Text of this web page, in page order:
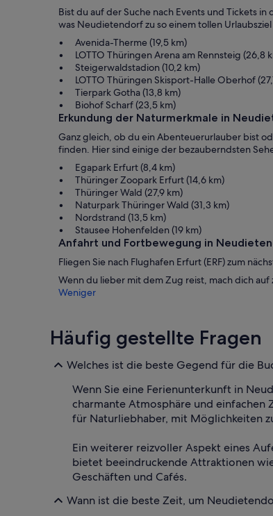
Bist du auf der Suche nach Events und Tickets
was Neudietendorf zu so einem tollen
Avenida-Therme (19,5 km)
LOTTO Thüringen Arena am Rennsteig (26,8
Steigerwaldstadion (10,2 km)
LOTTO Thüringen Skisport-Halle Oberhof
Tierpark Gotha (13,8 km)
Biohof Scharf (23,5 km)
Erkundung der Naturmerkmale in
Ganz gleich, ob du ein Abenteuerurlauber bist
finden. Hier sind einige der bezauberndsten
Egapark Erfurt (8,4 km)
Thüringer Zoopark Erfurt (14,6 km)
Thüringer Wald (27,9 km)
Naturpark Thüringer Wald (31,3 km)
Nordstrand (13,5 km)
Stausee Hohenfelden (19 km)
Anfahrt und Fortbewegung in
Fliegen Sie nach Flughafen Erfurt (ERF) zum
Wenn du lieber mit dem Zug reist, mach dich
Weniger
Häufig gestellte Fragen
Welches ist die beste Gegend für die
Wenn Sie eine Ferienunterkunft in
charmante Atmosphäre und einfachen
für Naturliebhaber, mit Möglichkeiten
Ein weiterer reizvoller Aspekt eines
bietet beeindruckende Attraktionen
Geschäften und Cafés.
Wann ist die beste Zeit, um